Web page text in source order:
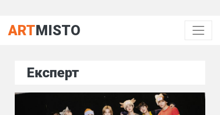
ARTMISTO
Експерт